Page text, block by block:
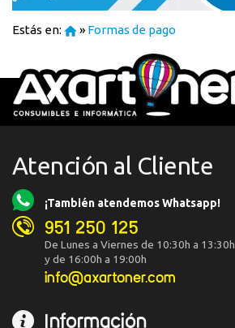
Estás en: » Formas de pago
Atención al Cliente
¡También atendemos Whatsapp!
951 250 125
De Lunes a Viernes de 10:30h a 13:30h
y de 16:00h a 19:00h
info@axartoner.com
Información